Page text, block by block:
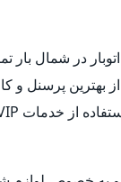
در شمال بار
از بهترین